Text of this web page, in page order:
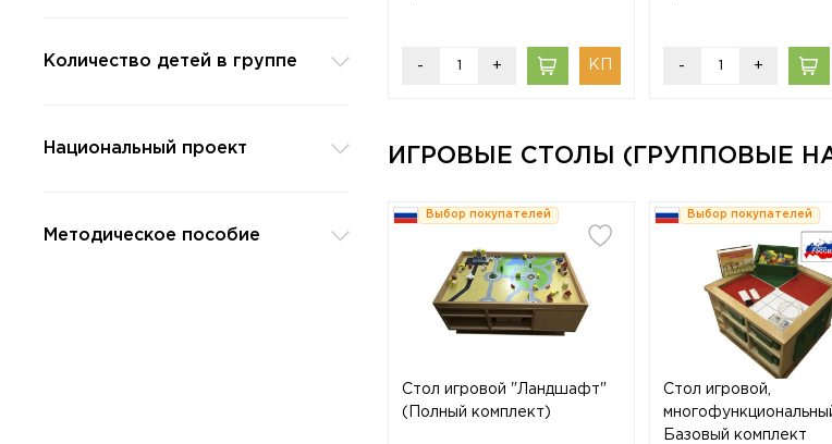
- + - +
ИГРОВЫЕ СТОЛЫ (ГРУППОВЫЕ
Выбор покупателей
Стол игровой "Ландшафт"
(Полный комплект)
Выбор покупателей
Стол игровой,
Базовый комплект
Количество детей в группе
Национальный проект
Методическое пособие